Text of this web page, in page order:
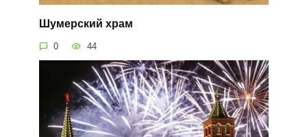
Шумерский храм
0 44